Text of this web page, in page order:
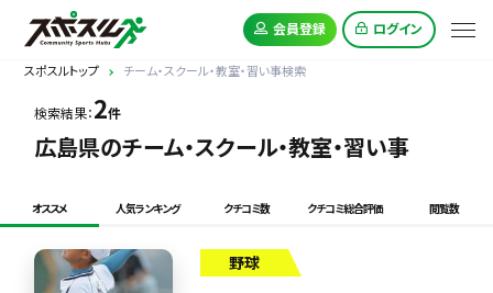
会員登録 ログイン
スポスルトップ チーム・スクール・教室・習い事検索
検索結果：2件
広島県のチーム・スクール・教室・習い事
オススメ 人気ランキング クチコミ数 クチコミ総合評価 閲覧数
野球